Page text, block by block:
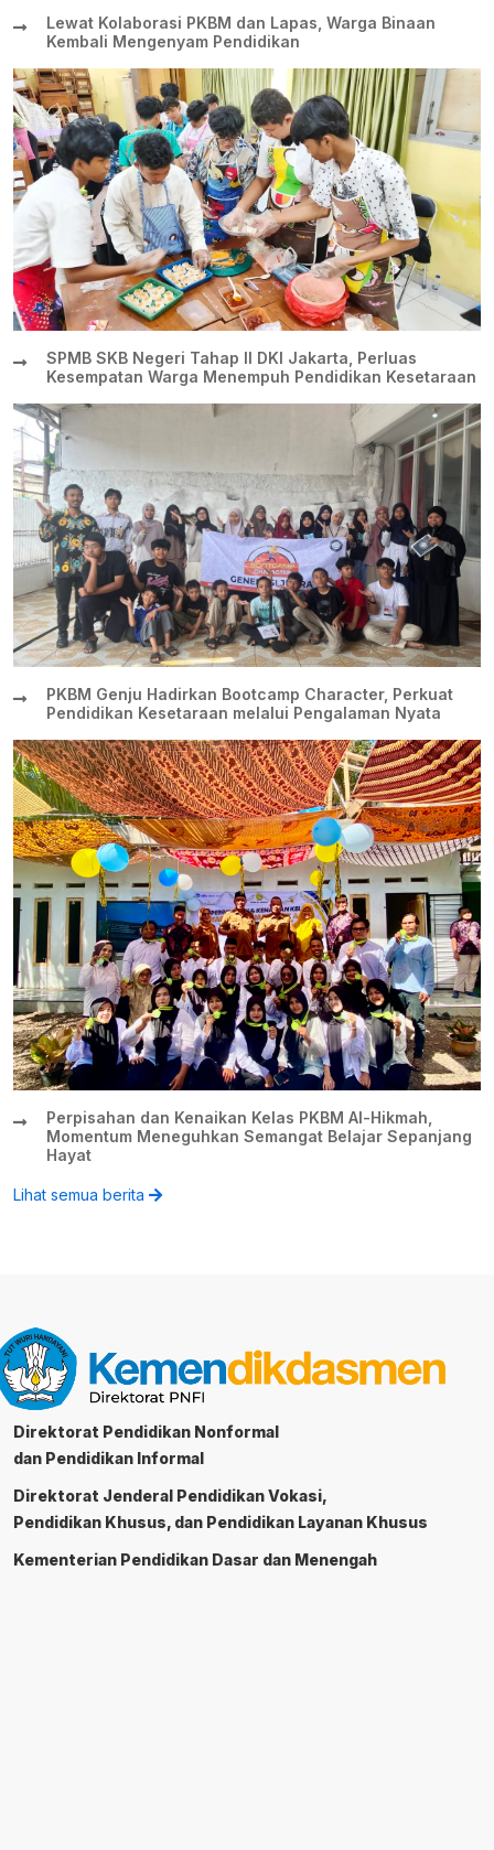
Lewat Kolaborasi PKBM dan Lapas, Warga Binaan
Kembali Mengenyam Pendidikan
SPMB SKB Negeri Tahap II DKI Jakarta, Perluas
Kesempatan Warga Menempuh Pendidikan Kesetaraan
PKBM Genju Hadirkan Bootcamp Character, Perkuat
Pendidikan Kesetaraan melalui Pengalaman Nyata
Perpisahan dan Kenaikan Kelas PKBM Al-Hikmah,
Momentum Meneguhkan Semangat Belajar Sepanjang
Hayat
Lihat semua berita
Direktorat Pendidikan Nonformal
dan Pendidikan Informal
Direktorat Jenderal Pendidikan Vokasi,
Pendidikan Khusus, dan Pendidikan Layanan Khusus
Kementerian Pendidikan Dasar dan Menengah